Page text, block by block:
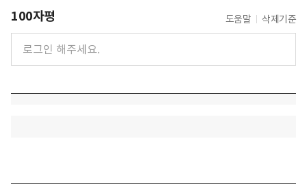
100자평 도움말 삭제기준